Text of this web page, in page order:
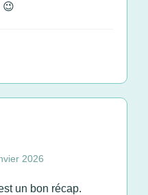
😉
2026
un bon récap.